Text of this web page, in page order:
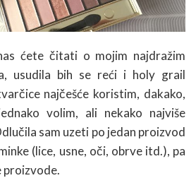
ćete čitati o mojim najdražim
usudila bih se reći i holy grail
najčešće koristim, dakako,
volim, ali nekako najviše
sam uzeti po jedan proizvod
(lice, usne, oči, obrve itd.), pa
proizvode.